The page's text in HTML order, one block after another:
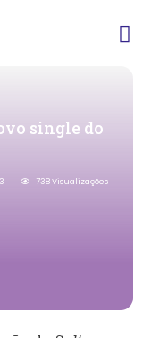
single do
738Visualizações